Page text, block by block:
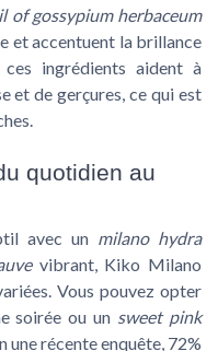
of gossypium herbaceum
et accentuent la brillance
ingrédients aident à
et de gerçures, ce qui est
quotidien au
avec un milano hydra
vibrant, Kiko Milano
Vous pouvez opter
soirée ou un sweet pink
une récente enquête, 72%